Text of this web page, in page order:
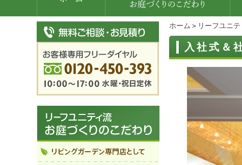
ホーム ＞ リーフユニ
入社式